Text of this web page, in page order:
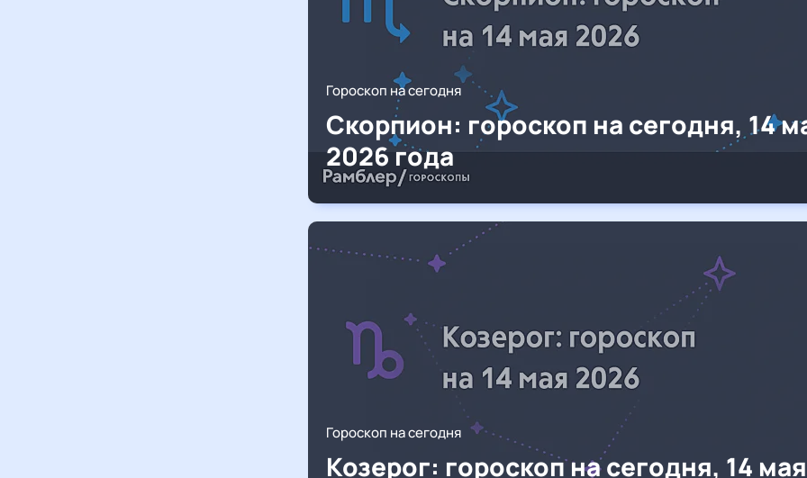
Гороскоп на сегодня
Скорпион: гороскоп на сегодня, 14
2026 года
Гороскоп на сегодня
Козерог: гороскоп на сегодня, 14 мая